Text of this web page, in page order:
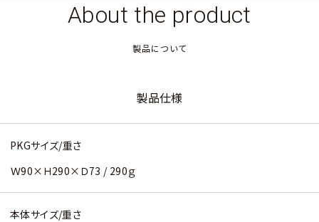
About the product
製品について
製品仕様
PKGサイズ/重さ
Ｗ90×Ｈ290×Ｄ73 / 290ｇ
本体サイズ/重さ